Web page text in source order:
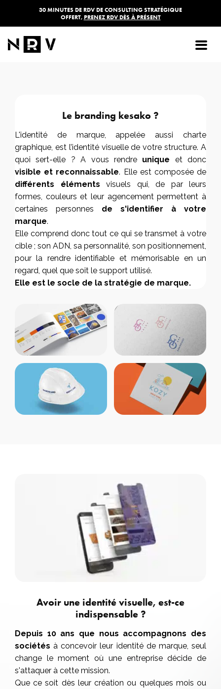
30 MINUTES DE RDV DE CONSULTING STRATÉGIQUE
OFFERT, PRENEZ RDV DÈS À PRÉSENT
Creation de logo et charte
graphique à Toulouse
Le branding kesako ?
L'identité de marque, appelée aussi charte
graphique, est l’identité visuelle de votre structure. A
quoi sert-elle ? A vous rendre unique et donc
visible et reconnaissable. Elle est composée de
différents éléments visuels qui, de par leurs
formes, couleurs et leur agencement permettent à
certaines personnes de s'identifier à votre
marque.
Elle comprend donc tout ce qui se transmet à votre
cible ; son ADN, sa personnalité, son positionnement,
pour la rendre identifiable et mémorisable en un
regard, quel que soit le support utilisé.
Elle est le socle de la stratégie de marque.
Avoir une identité visuelle, est-ce
indispensable ?
Depuis 10 ans que nous accompagnons des
sociétés à concevoir leur identité de marque, seul
change le moment où une entreprise décide de
s'attaquer à cette mission.
Que ce soit dès leur création ou quelques mois ou